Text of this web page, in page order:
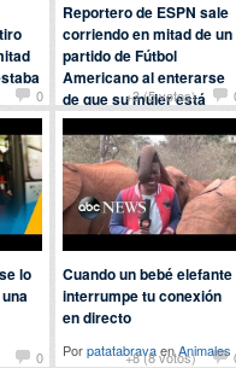
0 +3 (5 votos)
Reportero de ESPN sale
corriendo en mitad de un
partido de Fútbol
Americano al enterarse
de que su mujer está
dando a luz
PorBabaenCuriosidades
0
lo
+8 (8 votos)
Cuando un bebé elefante
interrumpe tu conexión
en directo
PorpatatabravaenAnimales